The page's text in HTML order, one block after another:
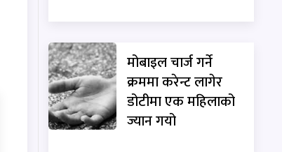
मोबाइल चार्ज गर्ने
क्रममा करेन्ट लागेर
डोटीमा एक महिलाको
ज्यान गयो